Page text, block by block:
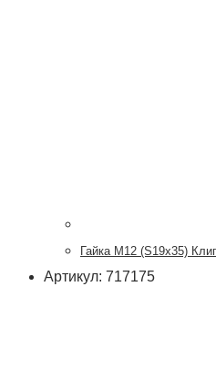
Гайка М12 (S19х35)
Артикул: 717175